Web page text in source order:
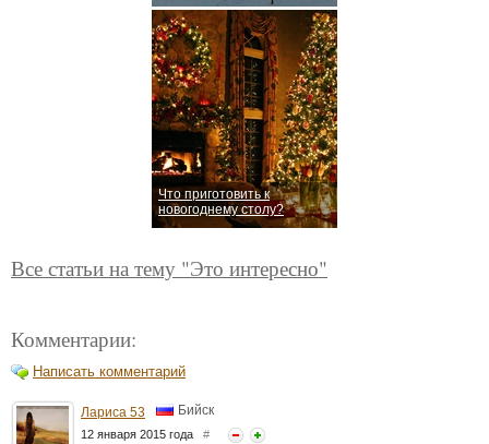
Что приготовить к
новогоднему столу?
Все статьи на тему "Это интересно"
Комментарии:
Написать комментарий
Лариса 53 Бийск
12 января 2015 года #